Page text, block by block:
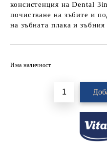
консистенция на Dental
почистване на зъбите и
на зъбната плака и зъбния
Има наличност